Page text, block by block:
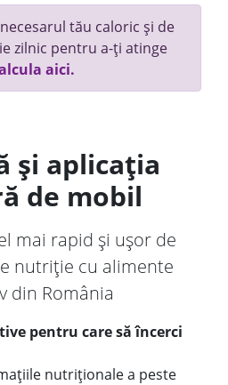
tău caloric și de
zilnic pentru a-ți atinge
aici.
și aplicația
de mobil
mai rapid și ușor de
nutriție cu alimente
din România
pentru care să încerci
nutriționale a peste